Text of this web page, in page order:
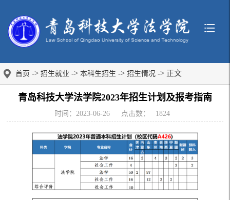
首页 -> 招生就业 -> 本科生招生 -> 招生情况 -> 正文
青岛科技大学法学院2023年招生计划及报考指南
时间：2023-06-26 点击数： 1824